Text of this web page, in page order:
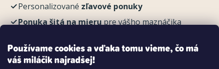
Používame cookies a vďaka tomu vieme, čo má
váš miláčik najradšej!
Personalizované zľavové ponuky
Ponuka šitá na mierupre vášho maznáčika